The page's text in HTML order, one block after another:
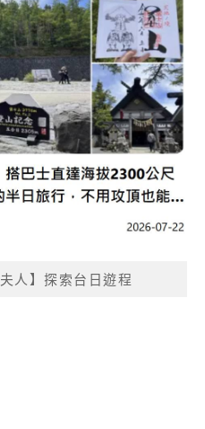
人】探索台日遊程